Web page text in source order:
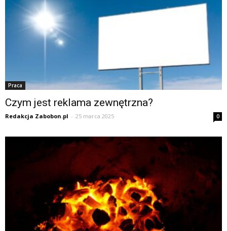
Praca
Czym jest reklama zewnętrzna?
Redakcja Zabobon.pl - 25 marca 2025 0